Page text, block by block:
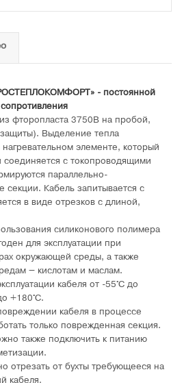
- постоянной
фторопласта 3750В на пробой,
Выделение тепла
элементе, который
с токопроводящими
параллельно-
Кабель запитывается с
в виде отрезков с длиной,
силиконового полимера
для эксплуатации при
окружающей среды, а также
– кислотам и маслам.
кабеля от -55°C до
+180°C.
кабеля в процессе
только поврежденная секция.
также подключить к питанию
отрезать от бухты требующееся на